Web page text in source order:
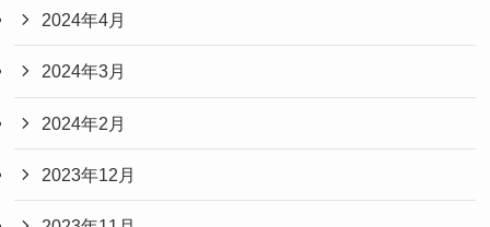
2024年4月
2024年3月
2024年2月
2023年12月